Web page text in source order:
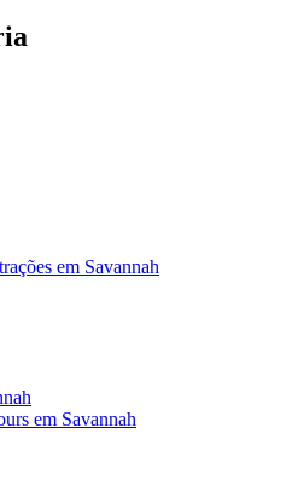
em Savannah
em Savannah